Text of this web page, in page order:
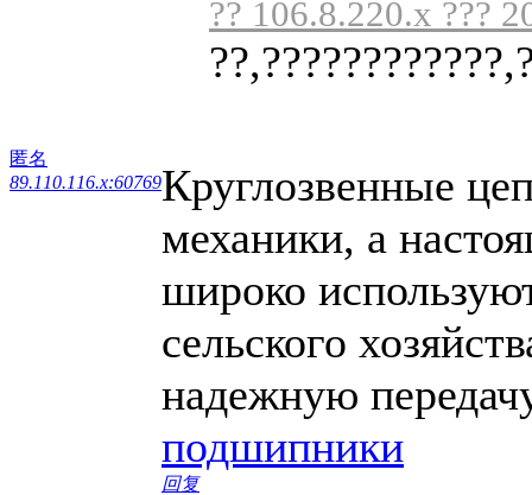
匿名
89.110.116.x:60769
?? 106.8.220.x ???
Круглозвенные
механики, а
широко
сельского
надежную
подшипники
回复